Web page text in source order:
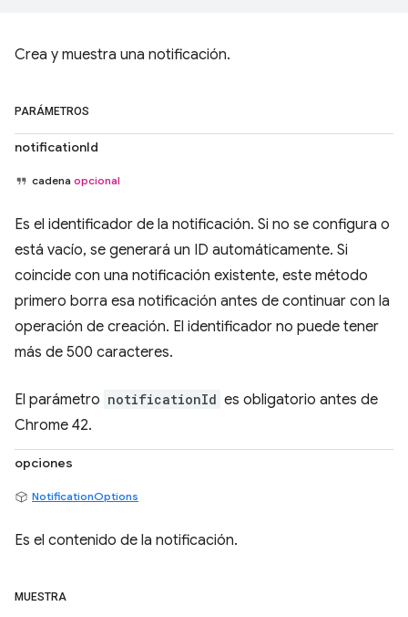
Crea y muestra una notificación.
PARÁMETROS
notificationId
cadena opcional
Es el identificador de la notificación. Si no se configura o
está vacío, se generará un ID automáticamente. Si
coincide con una notificación existente, este método
primero borra esa notificación antes de continuar con la
operación de creación. El identificador no puede tener
más de 500 caracteres.
El parámetro notificationId es obligatorio antes de
Chrome 42.
opciones
NotificationOptions
Es el contenido de la notificación.
MUESTRA